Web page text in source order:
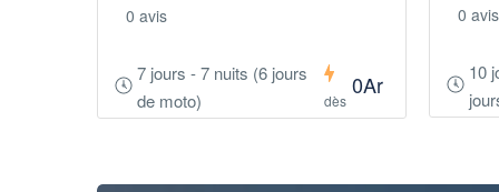
0 avis
7 jours - 7 nuits (6 jours
de moto)
dès
0Ar
0 avis
10